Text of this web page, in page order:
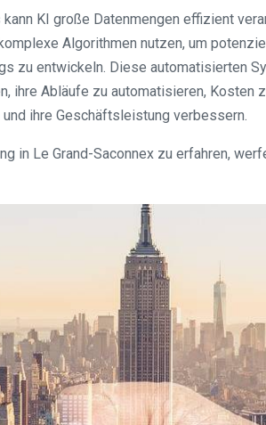
KI große Datenmengen effizient
Algorithmen nutzen, um
zu entwickeln. Diese automatisierten
ihre Abläufe zu automatisieren,
ihre Geschäftsleistung verbessern.
in Le Grand-Saconnex zu erfahren,